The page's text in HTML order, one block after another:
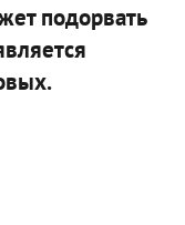
подорвать